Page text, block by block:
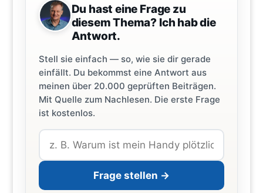
Du hast eine Frage zu
diesem Thema? Ich hab die
Antwort.
Stell sie einfach — so, wie sie dir gerade
einfällt. Du bekommst eine Antwort aus
meinen über 20.000 geprüften Beiträgen.
Mit Quelle zum Nachlesen. Die erste Frage
ist kostenlos.
Frage stellen →